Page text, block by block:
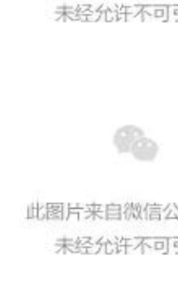
X射线衍射仪（XRD）
等离子清洗机
光学显微镜